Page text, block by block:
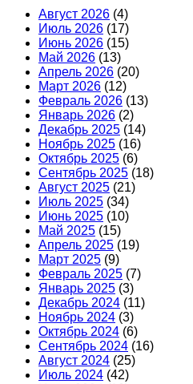
Август 2026 (4)
Июль 2026 (17)
Июнь 2026 (15)
Май 2026 (13)
Апрель 2026 (20)
Март 2026 (12)
Февраль 2026 (13)
Январь 2026 (2)
Декабрь 2025 (14)
Ноябрь 2025 (16)
Октябрь 2025 (6)
Сентябрь 2025 (18)
Август 2025 (21)
Июль 2025 (34)
Июнь 2025 (10)
Май 2025 (15)
Апрель 2025 (19)
Март 2025 (9)
Февраль 2025 (7)
Январь 2025 (3)
Декабрь 2024 (11)
Ноябрь 2024 (3)
Октябрь 2024 (6)
Сентябрь 2024 (16)
Август 2024 (25)
Июль 2024 (42)